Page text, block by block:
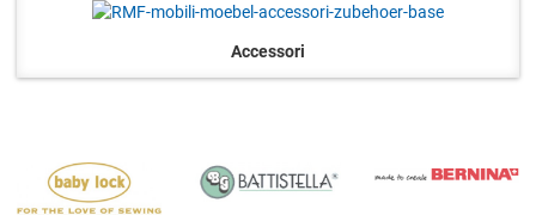
Accessori